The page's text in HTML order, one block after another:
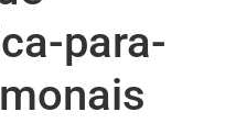
para-